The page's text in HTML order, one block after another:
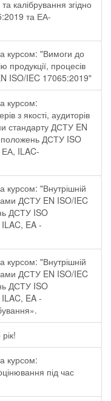
калібрування згідно
та ЕА-
курсом: "Вимоги до
продукції, процесів
ISO/IEC 17065:2019"
курсом:
з якості, аудиторів
стандарту ДСТУ EN
ДСТУ ISO
ILAC-
курсом: "Внутрішній
ДСТУ EN ISO/IEC
ДСТУ ISO
EA -
курсом: "Внутрішній
ДСТУ EN ISO/IEC
ДСТУ ISO
EA -
курсом:
під час